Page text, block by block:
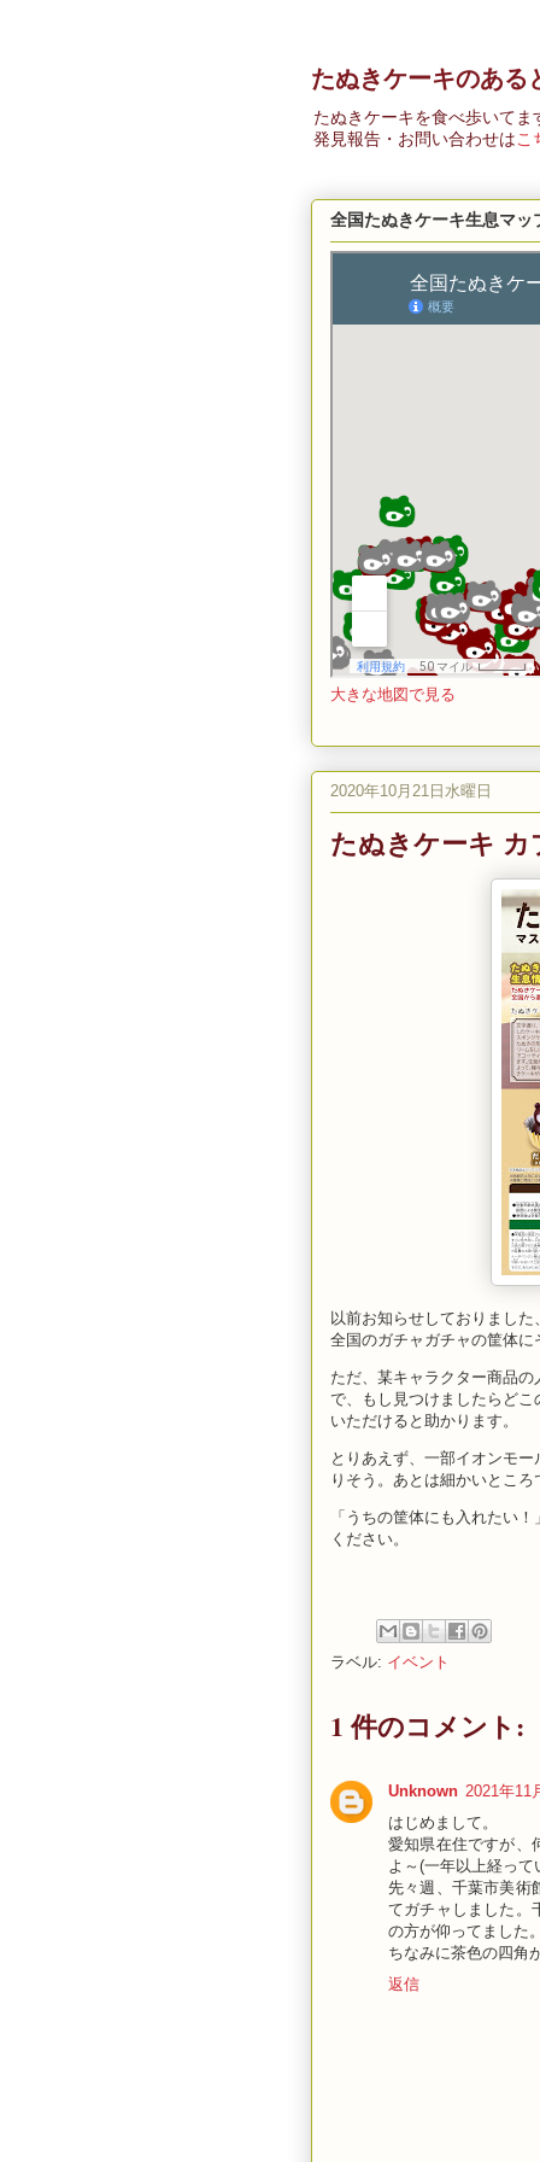
たぬきケーキのある
たぬきケーキを食べ歩いて
発見報告・お問い合わせはこ
全国たぬきケーキ生息マッ
大きな地図で見る
2020年10月21日水曜日
たぬきケーキ
以前お知らせしておりまし
全国のガチャガチャの筐体
ただ、某キャラクター商品
で、もし見つけましたらど
いただけると助かります。
とりあえず、一部イオンモ
りそう。あとは細かいとこ
「うちの筐体にも入れたい
ください。
ラベル: イベント
1 件のコメント:
Unknown 2021年11
はじめまして。
愛知県在住ですが、
よ～(一年以上経って
先々週、千葉市美術
てガチャしました。
の方が仰ってました
ちなみに茶色の四角
返信